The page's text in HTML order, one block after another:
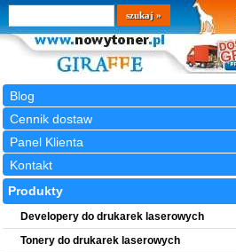
Blog
Cennik dostaw
Panel Klienta
Kontakt
Wyszukiwarka
szukaj
Produkty
Developery do drukarek laserowych
Tonery do drukarek laserowych